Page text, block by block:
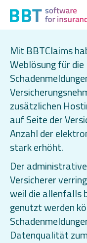
BBTClaims
Mit BBTClaims
Weblösung für
zusätzlichen
auf Seite der
Anzahl der
stark erhöht.
Der
Versicherer
weil die allenfalls
genutzt werden
Datenqualität